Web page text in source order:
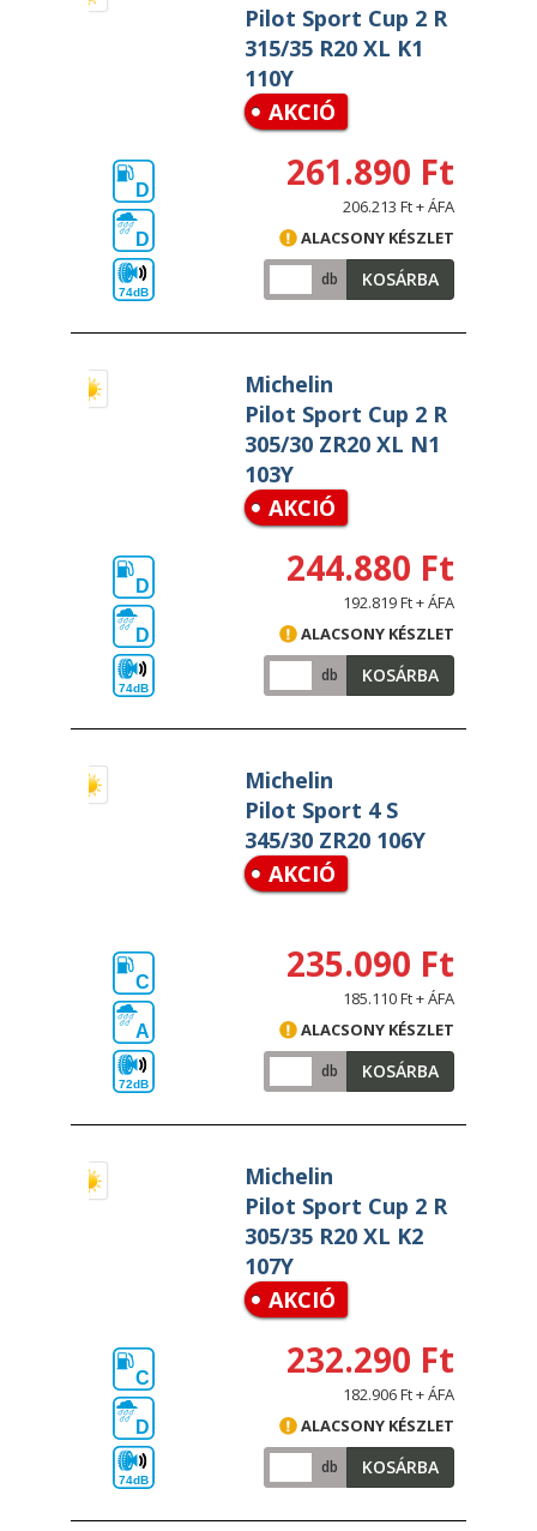
Pilot Sport Cup 2 R
315/35 R20 XL K1
110Y
AKCIÓ
D
D
74dB
261.890 Ft
206.213 Ft + ÁFA
ALACSONY KÉSZLET
db KOSÁRBA
Michelin
Pilot Sport Cup 2 R
305/30 ZR20 XL N1
103Y
AKCIÓ
D
D
74dB
244.880 Ft
192.819 Ft + ÁFA
ALACSONY KÉSZLET
db KOSÁRBA
Michelin
Pilot Sport 4 S
345/30 ZR20 106Y
AKCIÓ
C
A
72dB
235.090 Ft
185.110 Ft + ÁFA
ALACSONY KÉSZLET
db KOSÁRBA
Michelin
Pilot Sport Cup 2 R
305/35 R20 XL K2
107Y
AKCIÓ
C
D
74dB
232.290 Ft
182.906 Ft + ÁFA
ALACSONY KÉSZLET
db KOSÁRBA